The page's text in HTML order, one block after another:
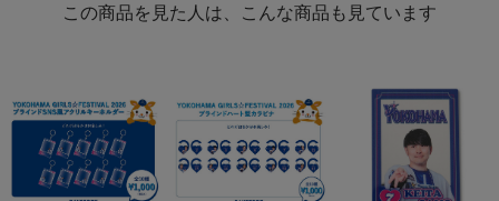
この商品を見た人は、こんな商品も見ています